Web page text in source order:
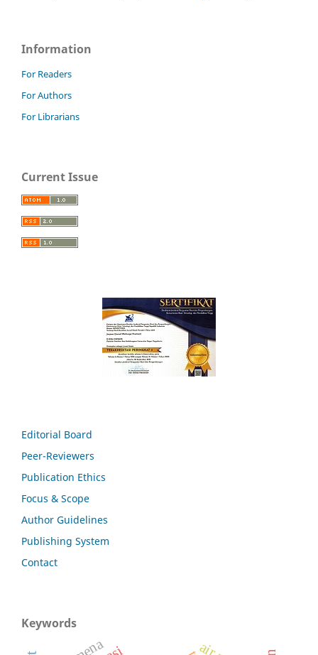
Information
For Readers
For Authors
For Librarians
Current Issue
Editorial Board
Peer-Reviewers
Publication Ethics
Focus & Scope
Author Guidelines
Publishing System
Contact
Keywords